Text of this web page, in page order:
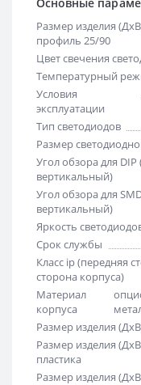
Размер изделия
профиль 25/90
Цвет свечения
Температурный
Условия
эксплуатации
Тип светодиодов
Размер
Угол обзора для
вертикальный)
Угол обзора для
вертикальный)
Яркость
Срок службы
Класс ip (передняя
сторона корпуса)
Материал
корпуса
Размер изделия
Размер изделия
пластика
Размер изделия